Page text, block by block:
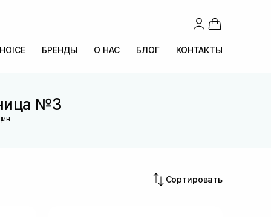
БРЕНДЫ О НАС БЛОГ КОНТАКТЫ
№3
Сортировать